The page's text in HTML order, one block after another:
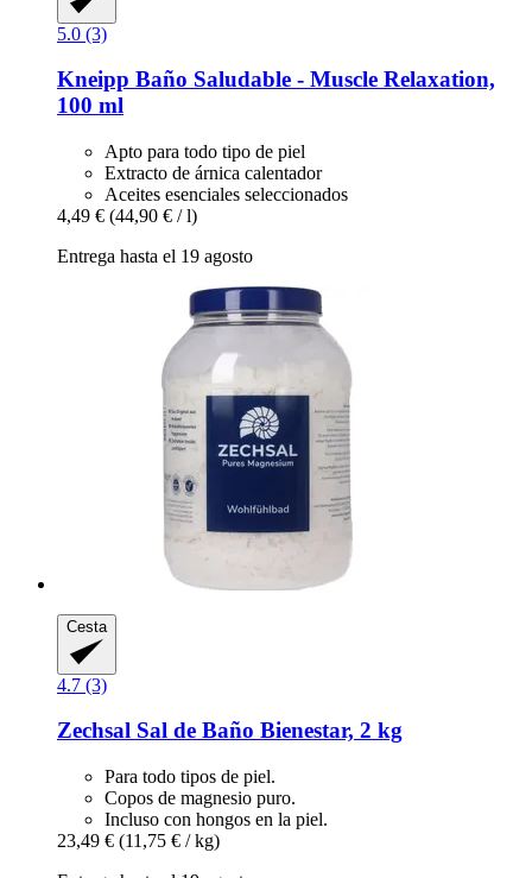
5.0 (3)
Kneipp Baño Saludable -​ Muscle Relaxation,
100 ml
Apto para todo tipo de piel
Extracto de árnica calentador
Aceites esenciales seleccionados
4,49 € (44,90 € / l)
Entrega hasta el 19 agosto
Cesta
4.7 (3)
Zechsal Sal de Baño Bienestar, 2 kg
Para todo tipos de piel.
Copos de magnesio puro.
Incluso con hongos en la piel.
23,49 € (11,75 € / kg)